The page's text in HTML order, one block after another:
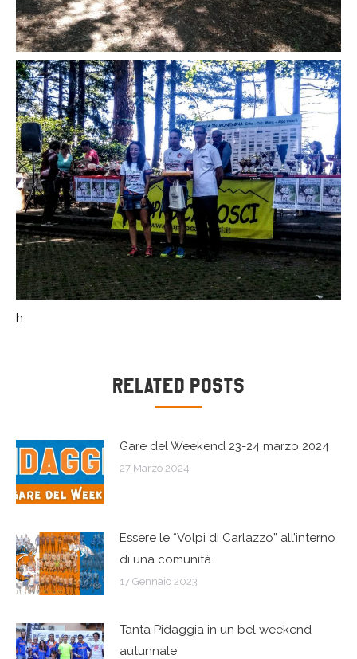
h
i
post
Related Posts
Gare del Weekend 23-24 marzo 2024
27 Marzo 2024
Essere le “Volpi di Carlazzo” all’interno
di una comunità.
17 Gennaio 2023
Tanta Pidaggia in un bel weekend
autunnale